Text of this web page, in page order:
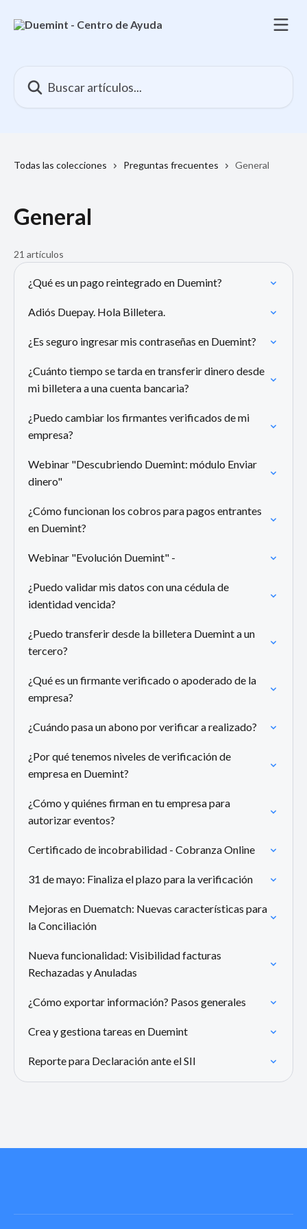
Todas las colecciones Preguntas frecuentes General
General
21 artículos
¿Qué es un pago reintegrado en Duemint?
Adiós Duepay. Hola Billetera.
¿Es seguro ingresar mis contraseñas en Duemint?
¿Cuánto tiempo se tarda en transferir dinero desde
mi billetera a una cuenta bancaria?
¿Puedo cambiar los firmantes verificados de mi
empresa?
Webinar "Descubriendo Duemint: módulo Enviar
dinero"
¿Cómo funcionan los cobros para pagos entrantes
en Duemint?
Webinar "Evolución Duemint" -
¿Puedo validar mis datos con una cédula de
identidad vencida?
¿Puedo transferir desde la billetera Duemint a un
tercero?
¿Qué es un firmante verificado o apoderado de la
empresa?
¿Cuándo pasa un abono por verificar a realizado?
¿Por qué tenemos niveles de verificación de
empresa en Duemint?
¿Cómo y quiénes firman en tu empresa para
autorizar eventos?
Certificado de incobrabilidad - Cobranza Online
31 de mayo: Finaliza el plazo para la verificación
Mejoras en Duematch: Nuevas características para
la Conciliación
Nueva funcionalidad: Visibilidad facturas
Rechazadas y Anuladas
¿Cómo exportar información? Pasos generales
Crea y gestiona tareas en Duemint
Reporte para Declaración ante el SII